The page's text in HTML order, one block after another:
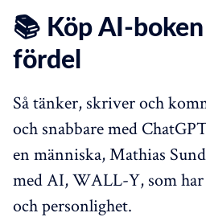
📚 Köp AI-
fördel
Så tänker, skriver och
och snabbare med
en människa, Mathias
med AI, WALL-Y, som har
och personlighet.